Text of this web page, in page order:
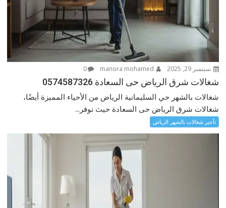
سبتمبر 29, 2025 0
شغالات شرق الرياض حى السعادة 0574587326
شغالات بالشهر حي السليمانية الرياض من الأحياء المميزة أيضًا،
شغالات شرق الرياض حى السعادة حيث توفر...
تأجير شغالات بالشهر الرياض